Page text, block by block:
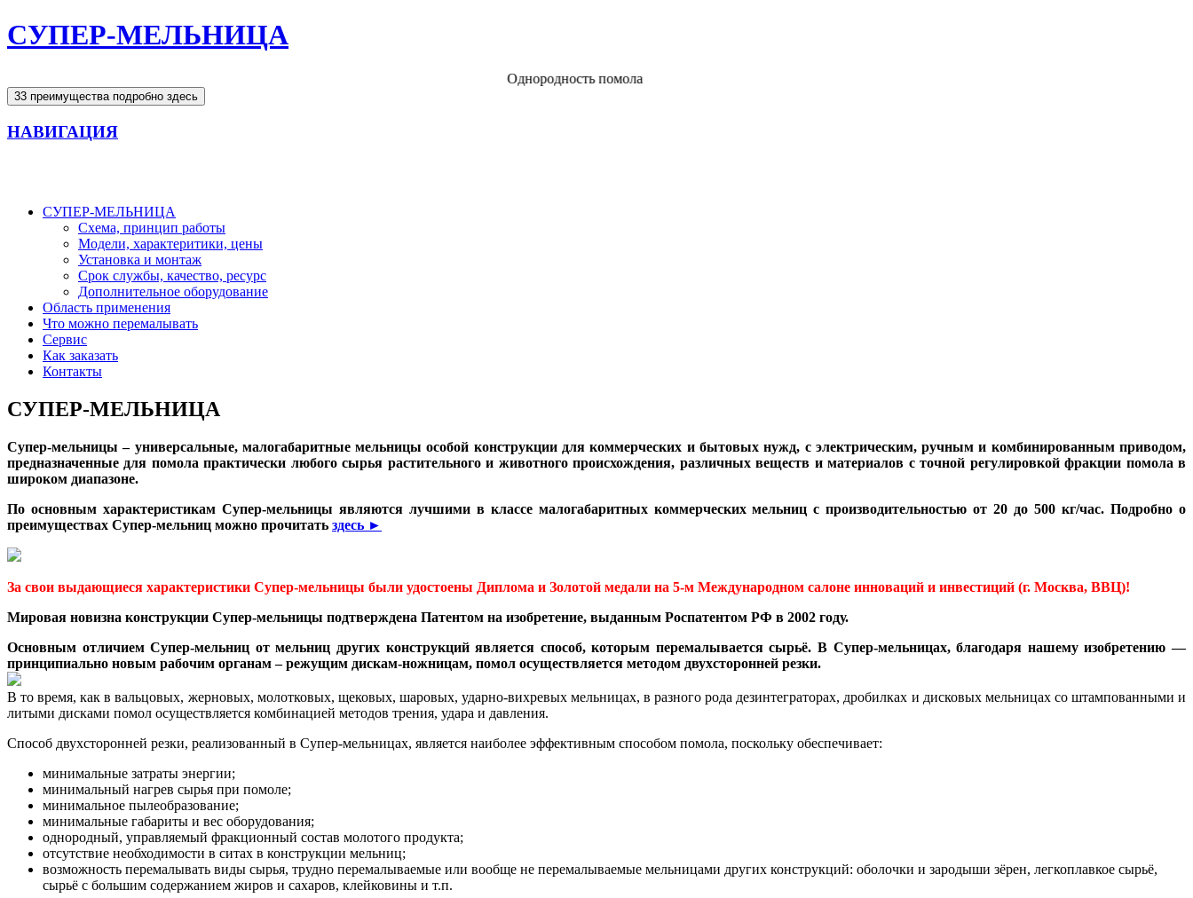
СУПЕР-МЕЛЬНИЦА
33 преимущества подробно здесь
НАВИГАЦИЯ
СУПЕР-МЕЛЬНИЦА
Схема, принцип работы
Модели, характеритики, цены
Установка и монтаж
Срок службы, качество, ресурс
Дополнительное оборудование
Область применения
Что можно перемалывать
Сервис
Как заказать
Контакты
СУПЕР-МЕЛЬНИЦА
Супер-мельницы – универсальные, малогабаритные мельницы особой конструкции для коммерческих и бытовых нужд, с электрическим, ручным и комбинированным приводом,
предназначенные для помола практически любого сырья растительного и животного происхождения, различных веществ и материалов с точной регулировкой фракции помола в
широком диапазоне.
По основным характеристикам Супер-мельницы являются лучшими в классе малогабаритных коммерческих мельниц с производительностью от 20 до 500 кг/час. Подробно о
преимуществах Супер-мельниц можно прочитать здесь ►
За свои выдающиеся характеристики Супер-мельницы были удостоены Диплома и Золотой медали на 5-м Международном салоне инноваций и инвестиций (г. Москва, ВВЦ)!
Мировая новизна конструкции Супер-мельницы подтверждена Патентом на изобретение, выданным Роспатентом РФ в 2002 году.
Основным отличием Супер-мельниц от мельниц других конструкций является способ, которым перемалывается сырьё. В Супер-мельницах, благодаря нашему изобретению —
принципиально новым рабочим органам – режущим дискам-ножницам, помол осуществляется методом двухсторонней резки.
В то время, как в вальцовых, жерновых, молотковых, щековых, шаровых, ударно-вихревых мельницах, в разного рода дезинтеграторах, дробилках и дисковых мельницах со штампованными и
литыми дисками помол осуществляется комбинацией методов трения, удара и давления.
Способ двухсторонней резки, реализованный в Супер-мельницах, является наиболее эффективным способом помола, поскольку обеспечивает:
минимальные затраты энергии;
минимальный нагрев сырья при помоле;
минимальное пылеобразование;
минимальные габариты и вес оборудования;
однородный, управляемый фракционный состав молотого продукта;
отсутствие необходимости в ситах в конструкции мельниц;
возможность перемалывать виды сырья, трудно перемалываемые или вообще не перемалываемые мельницами других конструкций: оболочки и зародыши зёрен, легкоплавкое сырьё,
сырьё с большим содержанием жиров и сахаров, клейковины и т.п.